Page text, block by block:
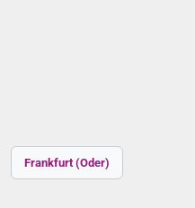
Frankfurt (Oder)